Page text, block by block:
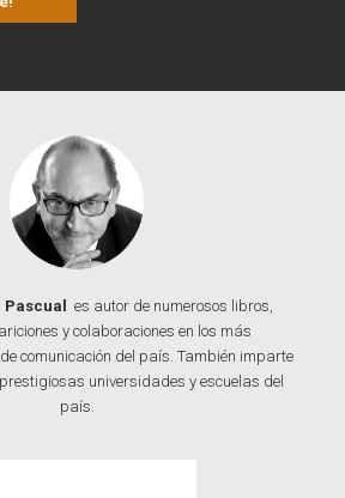
Pascual es autor de numerosos libros,
y colaboraciones en los más
comunicación del país. También imparte
universidades y escuelas del
país.